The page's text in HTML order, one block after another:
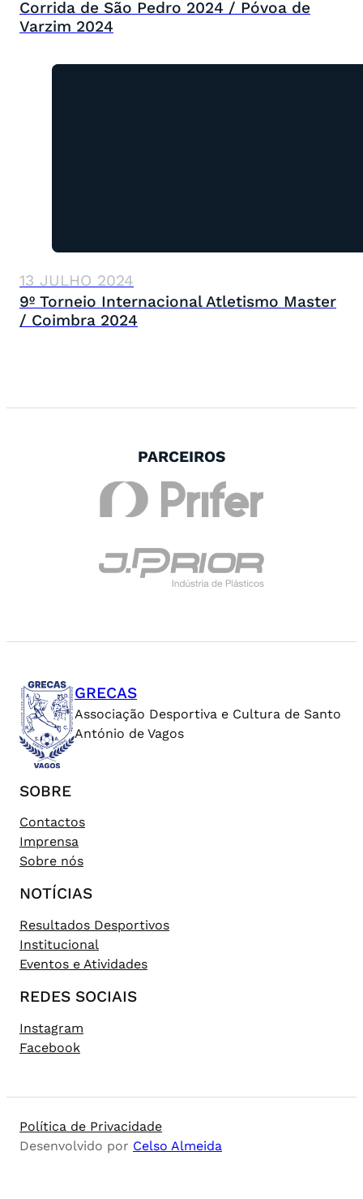
Corrida de São Pedro 2024 / Póvoa de
Varzim 2024
13 JULHO 2024
9º Torneio Internacional Atletismo Master
/ Coimbra 2024
PARCEIROS
GRECAS
Associação Desportiva e Cultura de Santo
António de Vagos
SOBRE
Contactos
Imprensa
Sobre nós
NOTÍCIAS
Resultados Desportivos
Institucional
Eventos e Atividades
REDES SOCIAIS
Instagram
Facebook
Política de Privacidade
Desenvolvido por Celso Almeida